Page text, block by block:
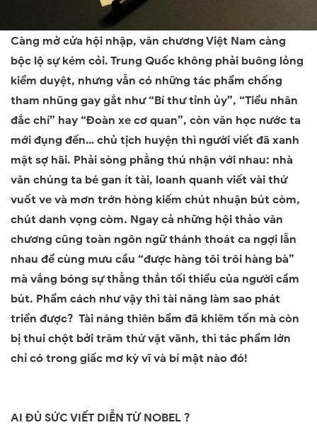
Càng mở cửa hội nhập, văn chương Việt Nam càng
bộc lộ sự kém cỏi. Trung Quốc không phải buông lỏng
kiểm duyệt, nhưng vẫn có những tác phẩm chống
tham nhũng gay gắt như “Bí thư tỉnh ủy”, “Tiểu nhân
đắc chí” hay “Đoàn xe cơ quan”, còn văn học nước ta
mới đụng đến… chủ tịch huyện thì người viết đã xanh
mặt sợ hãi. Phải sòng phẳng thú nhận với nhau: nhà
văn chúng ta bé gan ít tài, loanh quanh viết vài thứ
vuốt ve và mơn trớn hòng kiếm chút nhuận bút còm,
chút danh vọng còm. Ngay cả những hội thảo văn
chương cũng toàn ngôn ngữ thánh thoát ca ngợi lẫn
nhau để cùng mưu cầu “được hàng tôi trôi hàng bà”
mà vắng bóng sự thẳng thắn tối thiểu của người cầm
bút. Phẩm cách như vậy thì tài năng làm sao phát
triển được? Tài năng thiên bẩm đã khiêm tốn mà còn
bị thui chột bởi trăm thứ vặt vãnh, thì tác phẩm lớn
chỉ có trong giấc mơ kỳ vĩ và bí mật nào đó!
AI ĐỦ SỨC VIẾT DIỄN TỪ NOBEL ?